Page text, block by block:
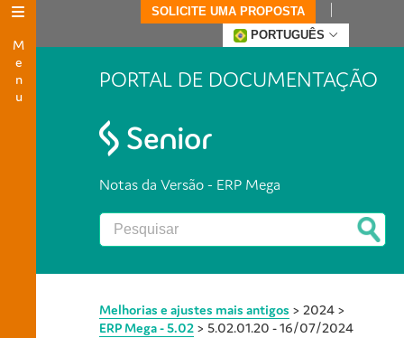
Menu
SOLICITE UMA PROPOSTA
PORTUGUÊS
PORTAL DE DOCUMENTAÇÃO
Notas da Versão - ERP Mega
Melhorias e ajustes mais antigos > 2024 >
ERP Mega - 5.02 > 5.02.01.20 - 16/07/2024